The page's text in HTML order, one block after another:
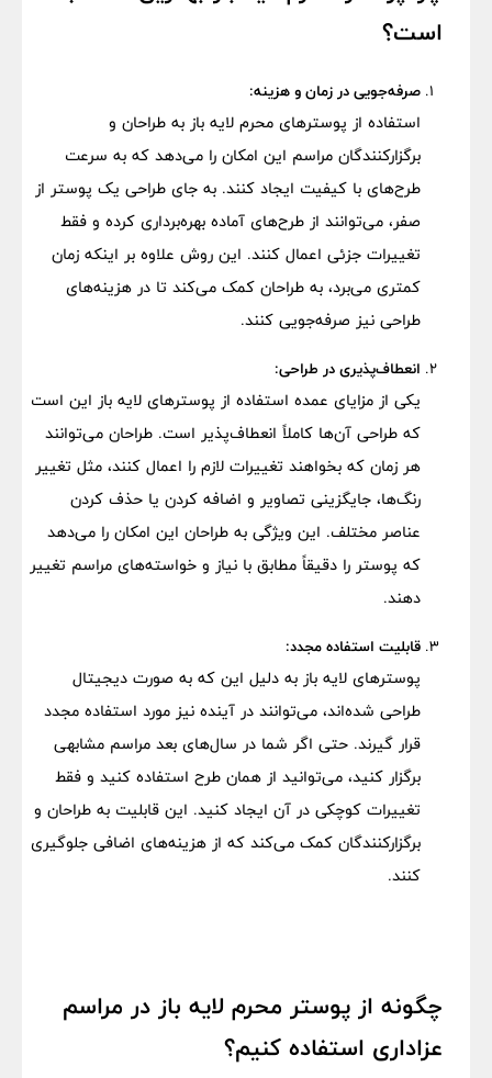
است؟
صرفه‌جویی در زمان و هزینه:
استفاده از پوسترهای محرم لایه باز به طراحان و
برگزارکنندگان مراسم این امکان را می‌دهد که به سرعت
طرح‌های با کیفیت ایجاد کنند. به جای طراحی یک پوستر از
صفر، می‌توانند از طرح‌های آماده بهره‌برداری کرده و فقط
تغییرات جزئی اعمال کنند. این روش علاوه بر اینکه زمان
کمتری می‌برد، به طراحان کمک می‌کند تا در هزینه‌های
طراحی نیز صرفه‌جویی کنند.
انعطاف‌پذیری در طراحی:
یکی از مزایای عمده استفاده از پوسترهای لایه باز این است
که طراحی آن‌ها کاملاً انعطاف‌پذیر است. طراحان می‌توانند
هر زمان که بخواهند تغییرات لازم را اعمال کنند، مثل تغییر
رنگ‌ها، جایگزینی تصاویر و اضافه کردن یا حذف کردن
عناصر مختلف. این ویژگی به طراحان این امکان را می‌دهد
که پوستر را دقیقاً مطابق با نیاز و خواسته‌های مراسم تغییر
دهند.
قابلیت استفاده مجدد:
پوسترهای لایه باز به دلیل این که به صورت دیجیتال
طراحی شده‌اند، می‌توانند در آینده نیز مورد استفاده مجدد
قرار گیرند. حتی اگر شما در سال‌های بعد مراسم مشابهی
برگزار کنید، می‌توانید از همان طرح استفاده کنید و فقط
تغییرات کوچکی در آن ایجاد کنید. این قابلیت به طراحان و
برگزارکنندگان کمک می‌کند که از هزینه‌های اضافی جلوگیری
کنند.
چگونه از پوستر محرم لایه باز در مراسم
عزاداری استفاده کنیم؟